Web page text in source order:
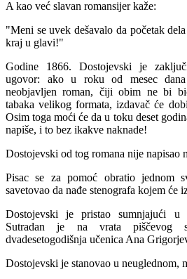
A kao već slavan romansijer kaže:
"Meni se uvek dešavalo da početak
kraj u glavi!"
Godine 1866. Dostojevski je
ugovor: ako u roku od mesec
neobjavljen roman, čiji obim ne bi
tabaka velikog formata, izdavač će
Osim toga moći će da u toku deset
napiše, i to bez ikakve naknade!
Dostojevski od tog romana nije napisao
Pisac se za pomoć obratio jednom
savetovao da nađe stenografa kojem će
Dostojevski je pristao sumnjajući u
Sutradan je na vrata piščevog
dvadesetogodišnja učenica Ana
Dostojevski je stanovao u neuglednom,